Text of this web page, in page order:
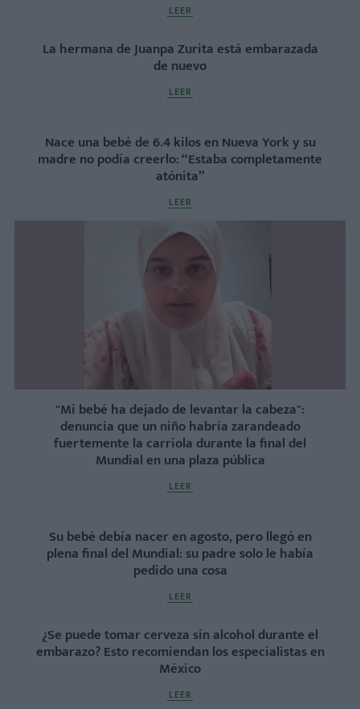
LEER
La hermana de Juanpa Zurita está embarazada
de nuevo
LEER
Nace una bebé de 6.4 kilos en Nueva York y su
madre no podía creerlo: “Estaba completamente
atónita”
LEER
"Mi bebé ha dejado de levantar la cabeza":
denuncia que un niño habría zarandeado
fuertemente la carriola durante la final del
Mundial en una plaza pública
LEER
Su bebé debía nacer en agosto, pero llegó en
plena final del Mundial: su padre solo le había
pedido una cosa
LEER
¿Se puede tomar cerveza sin alcohol durante el
embarazo? Esto recomiendan los especialistas en
México
LEER